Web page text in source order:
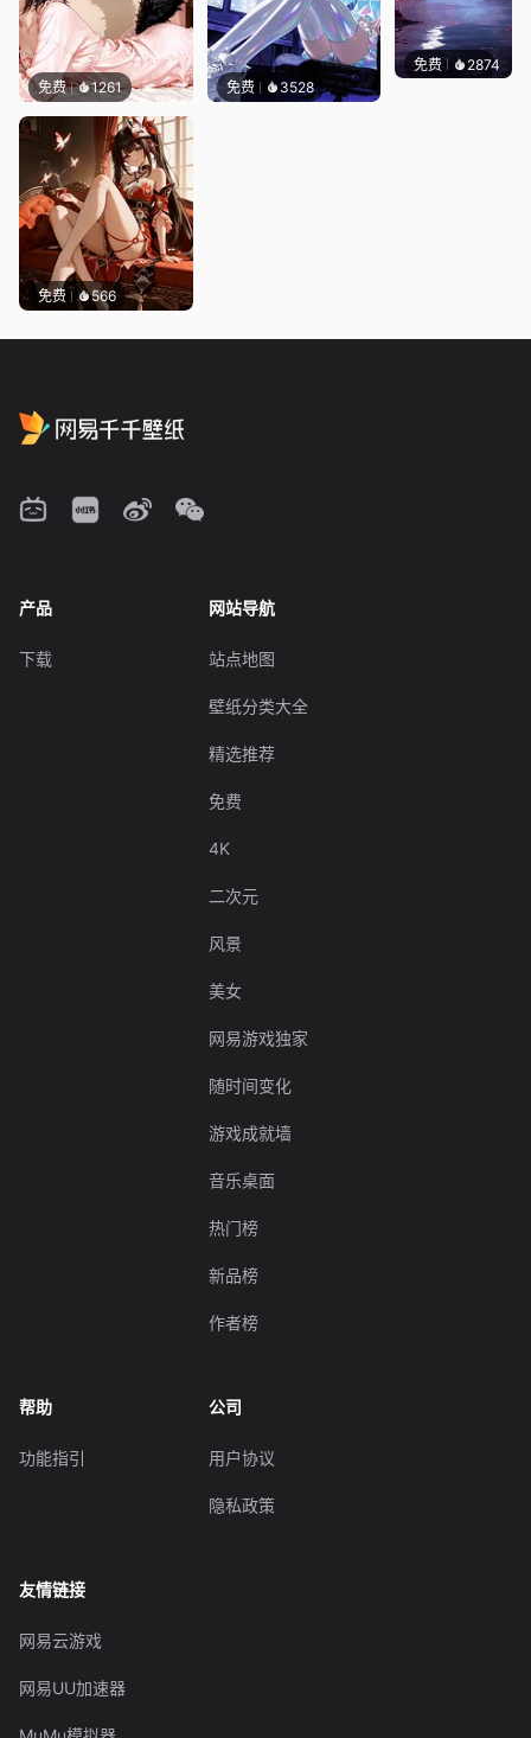
免费 1261 免费 3528
免费 566
免费 2874
产品
下载
网站导航
站点地图
壁纸分类大全
精选推荐
免费
4K
二次元
风景
美女
网易游戏独家
随时间变化
游戏成就墙
音乐桌面
热门榜
新品榜
作者榜
帮助
功能指引
公司
用户协议
隐私政策
友情链接
网易云游戏
网易UU加速器